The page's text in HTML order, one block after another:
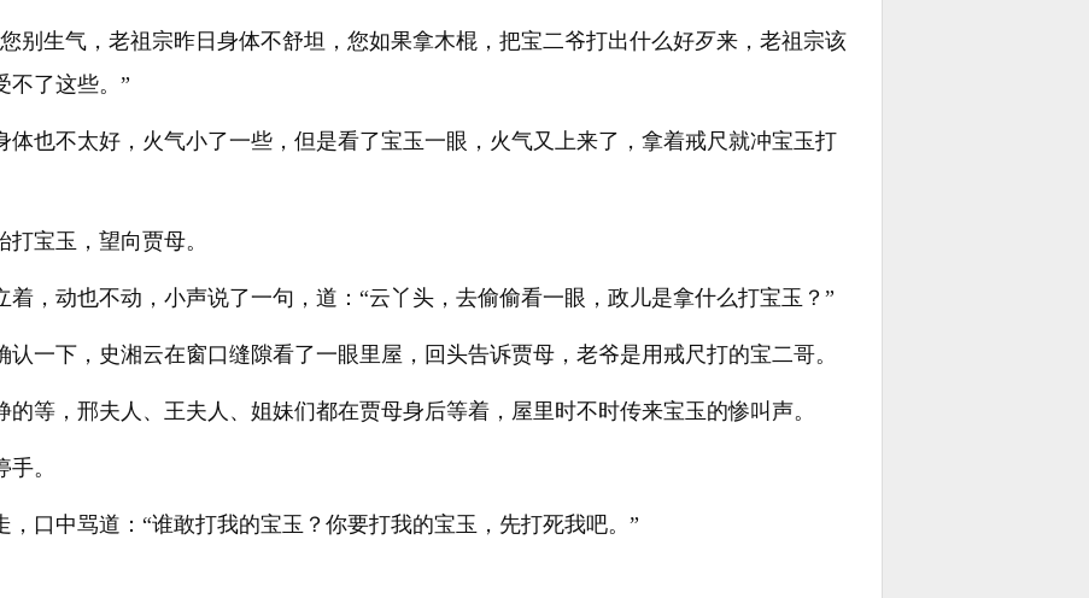
别生气，老祖宗昨日身体不舒坦，您如果拿木棍，把宝二爷打出什么好歹来，老祖宗该
不了这些。”
体也不太好，火气小了一些，但是看了宝玉一眼，火气又上来了，拿着戒尺就冲宝玉打
宝玉，望向贾母。
着，动也不动，小声说了一句，道：“云丫头，去偷偷看一眼，政儿是拿什么打宝玉？”
认一下，史湘云在窗口缝隙看了一眼里屋，回头告诉贾母，老爷是用戒尺打的宝二哥。
的等，邢夫人、王夫人、姐妹们都在贾母身后等着，屋里时不时传来宝玉的惨叫声。
。
，口中骂道：“谁敢打我的宝玉？你要打我的宝玉，先打死我吧。”